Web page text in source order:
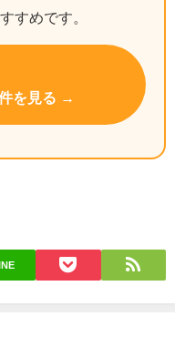
すめです。
を見る →